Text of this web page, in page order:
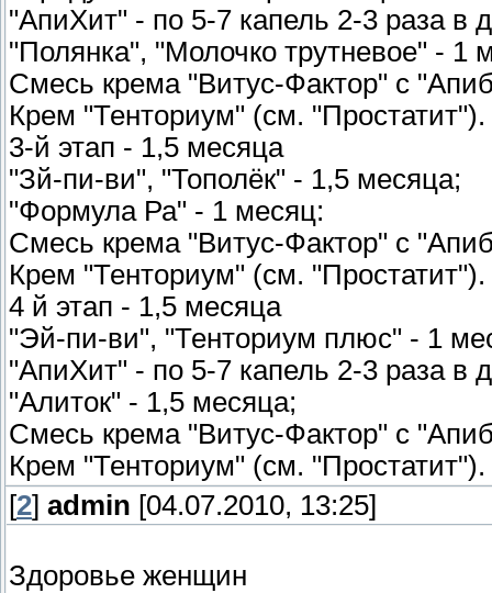
"АпиХит" - по 5-7 капель 2-3 раза в
"Полянка", "Молочко трутневое" - 1
Смесь крема "Витус-Фактор" с
Крем "Тенториум" (см. "Простатит").
3-й этап - 1,5 месяца
"Зй-пи-ви", "Тополёк" - 1,5 месяца;
"Формула Ра" - 1 месяц:
Смесь крема "Витус-Фактор" с
Крем "Тенториум" (см. "Простатит").
4 й этап - 1,5 месяца
"Эй-пи-ви", "Тенториум плюс" - 1
"АпиХит" - по 5-7 капель 2-3 раза в
"Алиток" - 1,5 месяца;
Смесь крема "Витус-Фактор" с
Крем "Тенториум" (см. "Простатит").
[2] admin [04.07.2010, 13:25]
Здоровье женщин